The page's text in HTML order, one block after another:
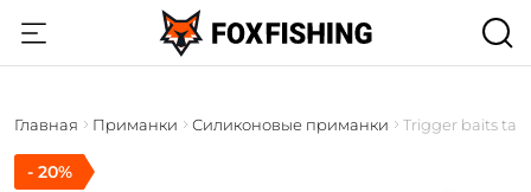
Главная Приманки Силиконовые приманки Trigger baits
- 20%